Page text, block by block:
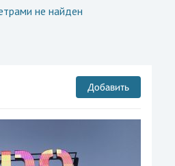
не найден
Добавить